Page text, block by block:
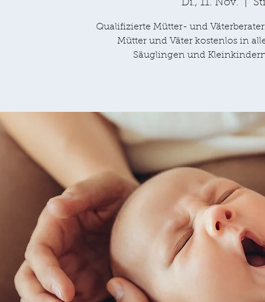
Di., 11. Nov.
Qualifizierte Mütter- und
Mütter und Väter kostenlos in
Säuglingen und